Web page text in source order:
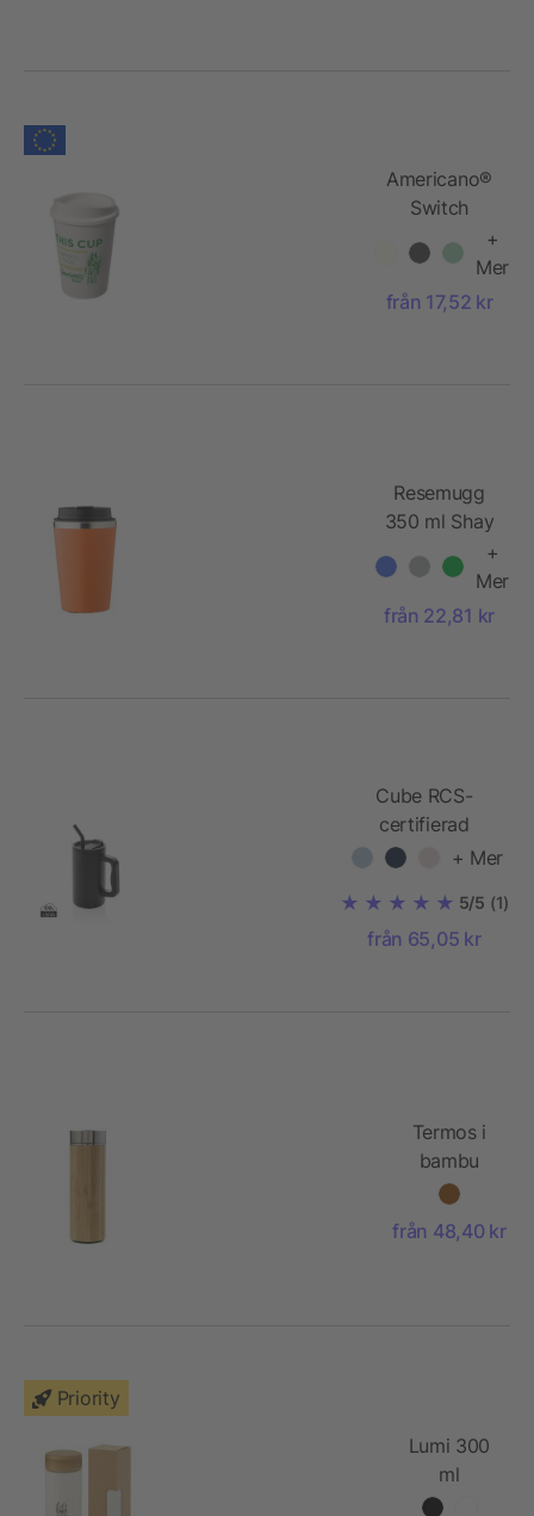
Americano®
Switch
Renew 300
ml med lock
+
Mer
från 17,52 kr
Resemugg
350 ml Shay
+
Mer
från 22,81 kr
Cube RCS-
certifierad
kontorsmugg i
800 ml.
+ Mer
5/5 (1)
från 65,05 kr
Termos i
bambu
(420 ml)
från 48,40 kr
Priority
Lumi 300
ml
keramisk